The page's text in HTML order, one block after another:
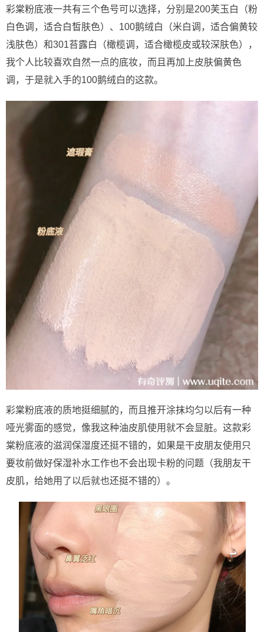
彩棠粉底液一共有三个色号可以选择，分别是200芙玉白（粉
白色调，适合白皙肤色）、100鹅绒白（米白调，适合偏黄较
浅肤色）和301苔露白（橄榄调，适合橄榄皮或较深肤色），
我个人比较喜欢自然一点的底妆，而且再加上皮肤偏黄色
调，于是就入手的100鹅绒白的这款。
彩棠粉底液的质地挺细腻的，而且推开涂抹均匀以后有一种
哑光雾面的感觉，像我这种油皮肌使用就不会显脏。这款彩
棠粉底液的滋润保湿度还挺不错的，如果是干皮朋友使用只
要妆前做好保湿补水工作也不会出现卡粉的问题（我朋友干
皮肌，给她用了以后就也还挺不错的）。